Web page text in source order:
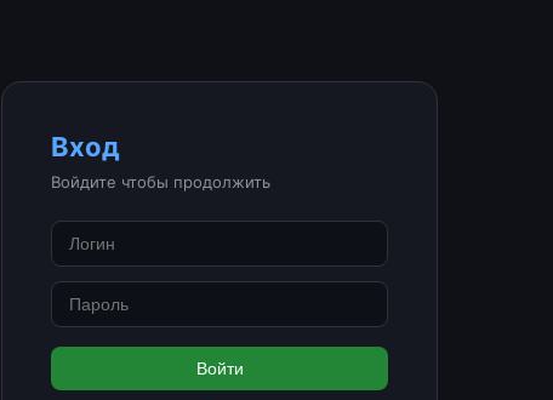
Вход
Войдите чтобы продолжить
Войти